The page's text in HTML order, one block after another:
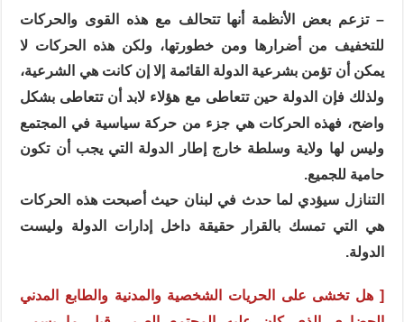
– تزعم بعض الأنظمة أنها تتحالف مع هذه القوى والحركات
للتخفيف من أضرارها ومن خطورتها، ولكن هذه الحركات لا
يمكن أن تؤمن بشرعية الدولة القائمة إلا إن كانت هي الشرعية،
ولذلك فإن الدولة حين تتعاطى مع هؤلاء لابد أن تتعاطى بشكل
واضح، فهذه الحركات هي جزء من حركة سياسية في المجتمع
وليس لها ولاية وسلطة خارج إطار الدولة التي يجب أن تكون
حامية للجميع.
التنازل سيؤدي لما حدث في لبنان حيث أصبحت هذه الحركات
هي التي تمسك بالقرار حقيقة داخل إدارات الدولة وليست
الدولة.
[ هل تخشى على الحريات الشخصية والمدنية والطابع المدني